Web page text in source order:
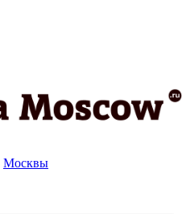
Москвы